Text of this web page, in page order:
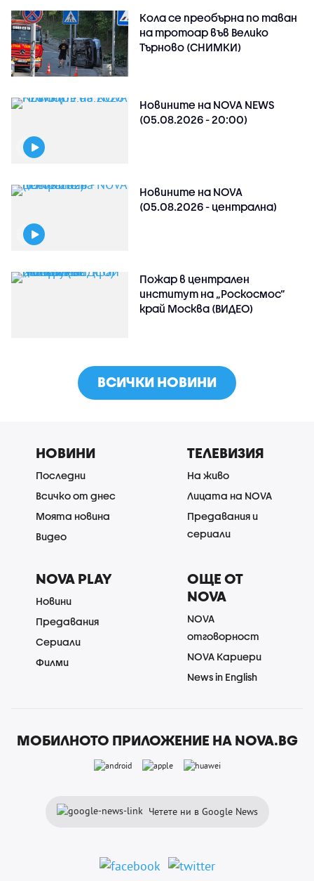
Кола се преобърна по таван
на тротоар във Велико
Търново (СНИМКИ)
Новините на NOVA NEWS
(05.08.2026 - 20:00)
Новините на NOVA
(05.08.2026 - централна)
Пожар в централен
институт на „Роскосмос“
край Москва (ВИДЕО)
ВСИЧКИ НОВИНИ
НОВИНИ
Последни
Всичко от днес
Моята новина
Видео
ТЕЛЕВИЗИЯ
На живо
Лицата на NOVA
Предавания и
сериали
NOVA PLAY
Новини
Предавания
Сериали
Филми
ОЩЕ ОТ
NOVA
NOVA
отговорност
NOVA Кариери
News in English
МОБИЛНОТО ПРИЛОЖЕНИЕ НА NOVA.BG
Четете ни в Google News